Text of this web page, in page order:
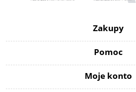
Zakupy
Pomoc
Moje konto